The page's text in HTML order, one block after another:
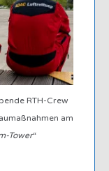
RTH-Crew
am
Tower“